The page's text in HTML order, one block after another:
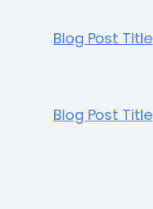
Blog Post Title
Blog Post Title